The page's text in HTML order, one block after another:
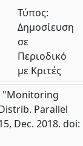
Τύπος:
Δημοσίευση
σε
Περιοδικό
με Κριτές
"Monitoring
Parallel
Dec. 2018. doi: